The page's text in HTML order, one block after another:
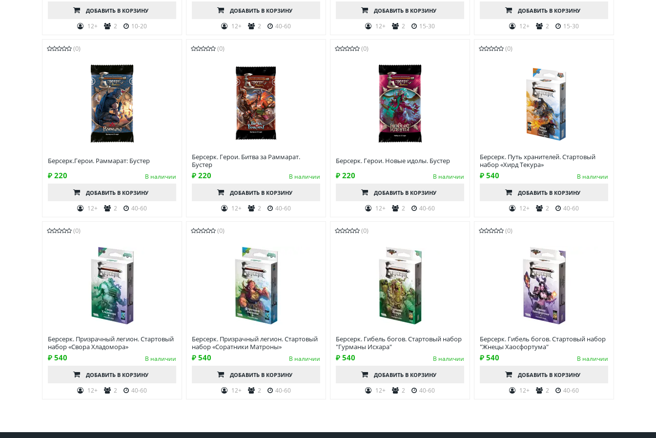
ДОБАВИТЬ В КОРЗИНУ
12+ 2 10-20
ДОБАВИТЬ В КОРЗИНУ
12+ 2 40-60
ДОБАВИТЬ В КОРЗИНУ
12+ 2 15-30
ДОБАВИТЬ В КОРЗИНУ
12+ 2 15-30
(0)
Берсерк.Герои. Раммарат: Бустер
₽ 220 В наличии
ДОБАВИТЬ В КОРЗИНУ
12+ 2 40-60
(0)
Берсерк. Герои. Битва за Раммарат.
Бустер
₽ 220 В наличии
ДОБАВИТЬ В КОРЗИНУ
12+ 2 40-60
(0)
Берсерк. Герои. Новые идолы. Бустер
₽ 220 В наличии
ДОБАВИТЬ В КОРЗИНУ
12+ 2 40-60
(0)
Берсерк. Путь хранителей. Стартовый
набор «Хирд Текура»
₽ 540 В наличии
ДОБАВИТЬ В КОРЗИНУ
12+ 2 40-60
(0)
Берсерк. Призрачный легион. Стартовый
набор «Свора Хладомора»
₽ 540 В наличии
ДОБАВИТЬ В КОРЗИНУ
12+ 2 40-60
(0)
Берсерк. Призрачный легион. Стартовый
набор «Соратники Матроны»
₽ 540 В наличии
ДОБАВИТЬ В КОРЗИНУ
12+ 2 40-60
(0)
Берсерк. Гибель богов. Стартовый набор
"Гурманы Исхара"
₽ 540 В наличии
ДОБАВИТЬ В КОРЗИНУ
12+ 2 40-60
(0)
Берсерк. Гибель богов. Стартовый набор
"Жнецы Хаосфортума"
₽ 540 В наличии
ДОБАВИТЬ В КОРЗИНУ
12+ 2 40-60